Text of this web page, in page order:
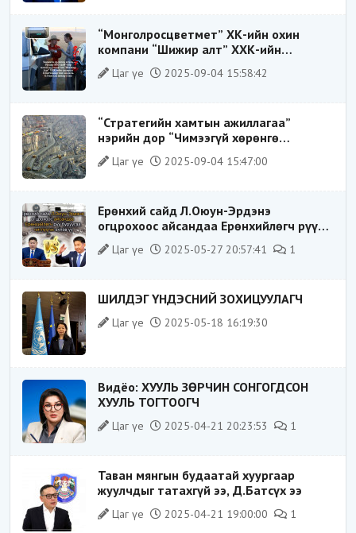
“Монголросцветмет” ХК-ийн охин
компани “Шижир алт” ХХК-ийн
Гүйцэтгэх захирлаар ажиллаж байсан
О.Баттөмөрт холбогдох хэрэг хаашаа
Цаг үе 2025-09-04 15:58:42
“Стратегийн хамтын ажиллагаа”
нэрийн дор “Чимээгүй хөрөнгө
хуримтлал”
Цаг үе 2025-09-04 15:47:00
Ерөнхий сайд Л.Оюун-Эрдэнэ
огцрохоос айсандаа Ерөнхийлөгч рүү
буруугаа чиглүүлж эхлэв үү
Цаг үе 2025-05-27 20:57:41 1
ШИЛДЭГ ҮНДЭСНИЙ ЗОХИЦУУЛАГЧ
Цаг үе 2025-05-18 16:19:30
Видёо: ХУУЛЬ ЗӨРЧИН СОНГОГДСОН
ХУУЛЬ ТОГТООГЧ
Цаг үе 2025-04-21 20:23:53 1
Таван мянгын будаатай хуургаар
жуулчдыг татахгүй ээ, Д.Батсүх ээ
Цаг үе 2025-04-21 19:00:00 1